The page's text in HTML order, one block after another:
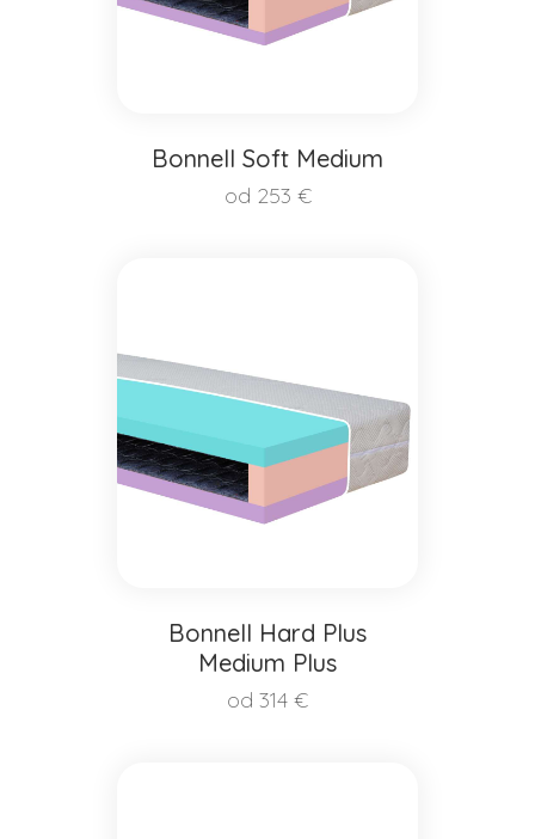
Bonnell Soft Medium
od 253 €
Bonnell Hard Plus
Medium Plus
od 314 €